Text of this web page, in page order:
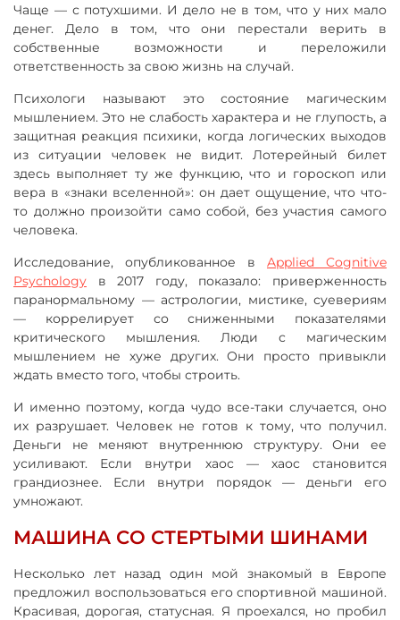
Чаще — с потухшими. И дело не в том, что у них мало
денег. Дело в том, что они перестали верить в
собственные возможности и переложили
ответственность за свою жизнь на случай.
Психологи называют это состояние магическим
мышлением. Это не слабость характера и не глупость, а
защитная реакция психики, когда логических выходов
из ситуации человек не видит. Лотерейный билет
здесь выполняет ту же функцию, что и гороскоп или
вера в «знаки вселенной»: он дает ощущение, что что-
то должно произойти само собой, без участия самого
человека.
Исследование, опубликованное в Applied Cognitive
Psychology в 2017 году, показало: приверженность
паранормальному — астрологии, мистике, суевериям
— коррелирует со сниженными показателями
критического мышления. Люди с магическим
мышлением не хуже других. Они просто привыкли
ждать вместо того, чтобы строить.
И именно поэтому, когда чудо все-таки случается, оно
их разрушает. Человек не готов к тому, что получил.
Деньги не меняют внутреннюю структуру. Они ее
усиливают. Если внутри хаос — хаос становится
грандиознее. Если внутри порядок — деньги его
умножают.
МАШИНА СО СТЕРТЫМИ ШИНАМИ
Несколько лет назад один мой знакомый в Европе
предложил воспользоваться его спортивной машиной.
Красивая, дорогая, статусная. Я проехался, но пробил